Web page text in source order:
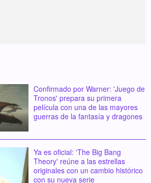
Confirmado por Warner: 'Juego de
Tronos' prepara su primera
película con una de las mayores
guerras de la fantasía y dragones
Ya es oficial: 'The Big Bang
Theory' reúne a las estrellas
originales con un cambio histórico
con su nueva serie